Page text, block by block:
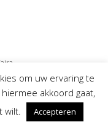
KAPSELS OVER MIJ
om uw ervaring te
akkoord gaat,
wilt.
Accepteren